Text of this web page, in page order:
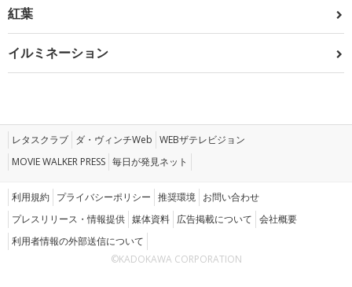
紅葉
イルミネーション
レタスクラブ ダ・ヴィンチWeb WEBザテレビジョン
MOVIE WALKER PRESS 毎日が発見ネット
利用規約 プライバシーポリシー 推奨環境 お問い合わせ
プレスリリース・情報提供 媒体資料 広告掲載について 会社概要
利用者情報の外部送信について
©KADOKAWA CORPORATION